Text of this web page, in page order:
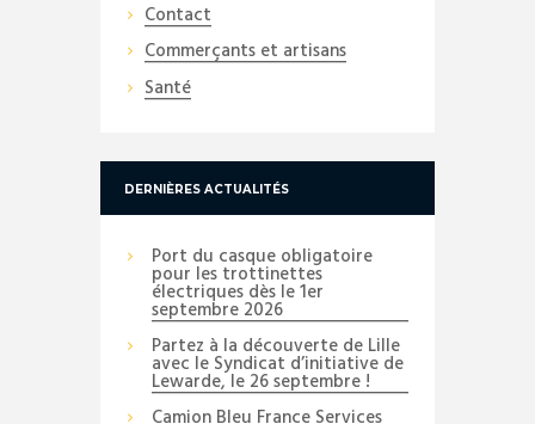
Contact
Commerçants et artisans
Santé
DERNIÈRES ACTUALITÉS
Port du casque obligatoire
pour les trottinettes
électriques dès le 1er
septembre 2026
Partez à la découverte de Lille
avec le Syndicat d’initiative de
Lewarde, le 26 septembre !